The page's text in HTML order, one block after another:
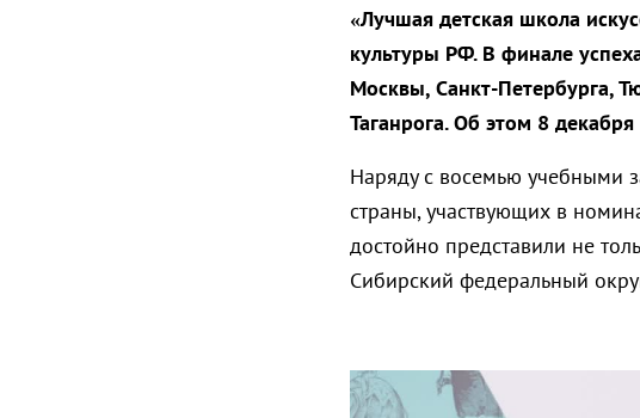
«Лучшая детская школа
культуры РФ. В финале
Москвы, Санкт-Петербурга,
Таганрога. Об этом 8
Наряду с восемью учебными
страны, участвующих в
достойно представили не
Сибирский федеральный